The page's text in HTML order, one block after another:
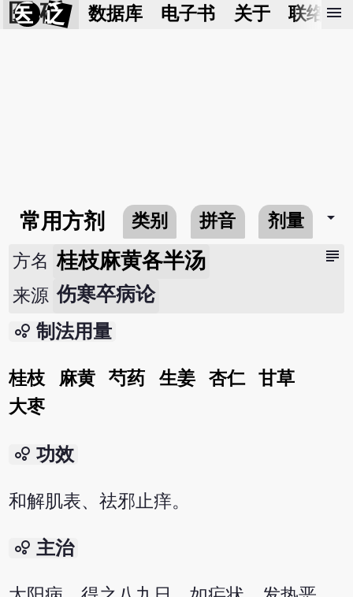
医 砭 数据库 电子书 关于 联络我
menu
常用方剂 类别 拼音 剂量 arrow_drop_down
subject
方名 桂枝麻黄各半汤
来源 伤寒卒病论
bubble_chart 制法用量
桂枝 麻黄 芍药 生姜 杏仁
甘草
大枣
bubble_chart 功效
和解肌表、祛邪止痒。
bubble_chart 主治